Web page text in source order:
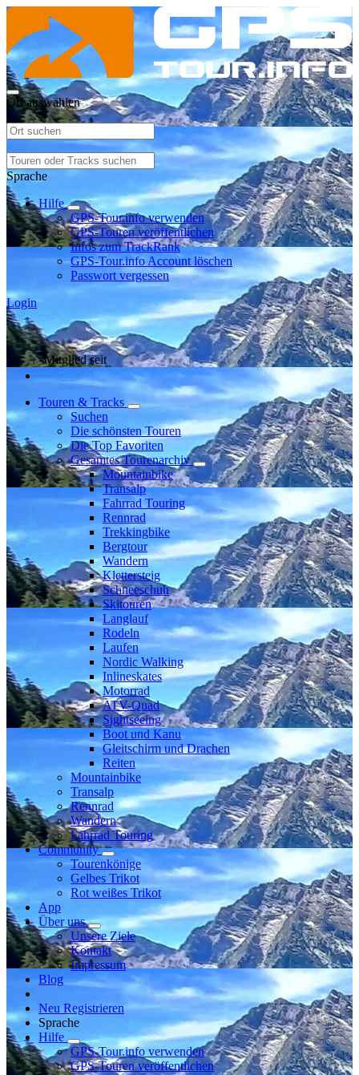
Ort auswählen
Sprache
Hilfe
GPS-Tour.info verwenden
GPS-Touren veröffentlichen
Infos zum TrackRank
GPS-Tour.info Account löschen
Passwort vergessen
Login
Mitglied seit
Touren & Tracks
Suchen
Die schönsten Touren
Die Top Favoriten
Gesamtes Tourenarchiv
Mountainbike
Transalp
Fahrrad Touring
Rennrad
Trekkingbike
Bergtour
Wandern
Klettersteig
Schneeschuh
Skitouren
Langlauf
Rodeln
Laufen
Nordic Walking
Inlineskates
Motorrad
ATV-Quad
Sightseeing
Boot und Kanu
Gleitschirm und Drachen
Reiten
Mountainbike
Transalp
Rennrad
Wandern
Fahrrad Touring
Community
Tourenkönige
Gelbes Trikot
Rot weißes Trikot
App
Über uns
Unsere Ziele
Kontakt
Impressum
Blog
Neu Registrieren
Sprache
Hilfe
GPS-Tour.info verwenden
GPS-Touren veröffentlichen